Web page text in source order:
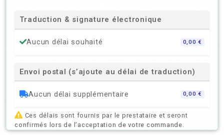
Traduction & signature électronique
Aucun délai souhaité 0,00 €
Envoi postal (s’ajoute au délai de traduction)
Aucun délai supplémentaire 0,00 €
Ces délais sont fournis par le prestataire et seront
confirmés lors de l’acceptation de votre commande.